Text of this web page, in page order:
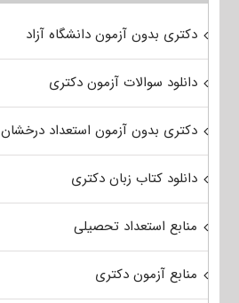
دکتری بدون آزمون دانشگاه آزاد
دانلود سوالات آزمون دکتری
دکتری بدون آزمون استعداد درخشان
دانلود کتاب زبان دکتری
منابع استعداد تحصیلی
منابع آزمون دکتری